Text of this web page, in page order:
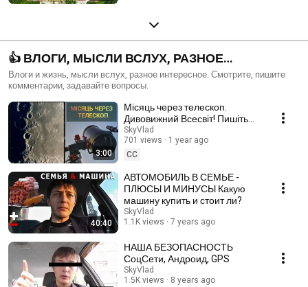
👍 ВЛОГИ, МЫСЛИ ВСЛУХ, РАЗНОЕ
ИНТЕРЕСНОЕ
Влоги и жизнь, мысли вслух, разное интересное. Смотрите, пишите
комментарии, задавайте вопросы.
3:00
Місяць через телескоп.
Дивовижний Всесвіт! Пишіть
питання астроному
SkyVlad
701 views
1 year ago
CC
40:40
АВТОМОБИЛЬ В СЕМЬЕ -
ПЛЮСЫ И МИНУСЫ Какую
машину купить и стоит ли?
SkyVlad
1.1K views
7 years ago
НАША БЕЗОПАСНОСТЬ
СоцСети, Андроид, GPS
SkyVlad
1.5K views
8 years ago